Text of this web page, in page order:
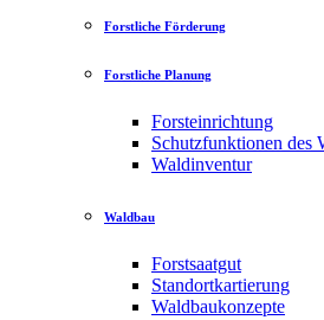
Forstliche Förderung
Forstliche Planung
Forsteinrichtung
Schutzfunktionen des
Waldinventur
Waldbau
Forstsaatgut
Standortkartierung
Waldbaukonzepte